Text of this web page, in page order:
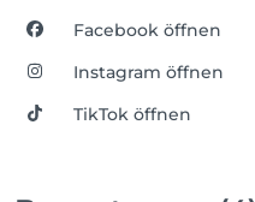
Facebook öffnen
Instagram öffnen
TikTok öffnen